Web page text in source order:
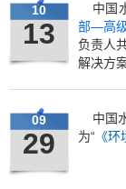
10
13
中国
部—高
负责人
解决方
09
29
中国
为“ 《